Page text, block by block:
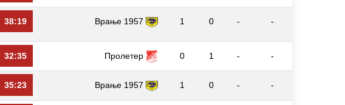
38:19 Врање 1957 1 0 - -
32:35 Пролетер 0 1 - -
35:23 Врање 1957 1 0 - -